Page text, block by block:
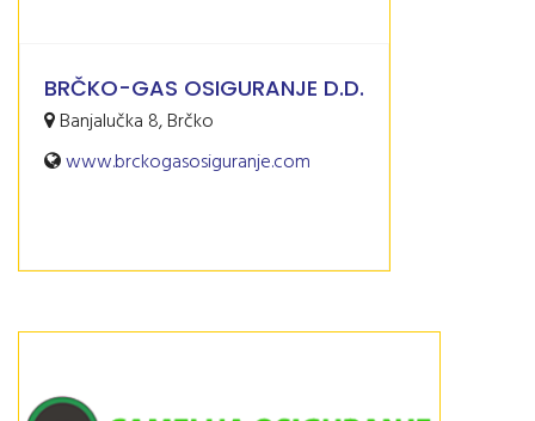
BRČKO-GAS OSIGURANJE D.D.
Banjalučka 8, Brčko
www.brckogasosiguranje.com